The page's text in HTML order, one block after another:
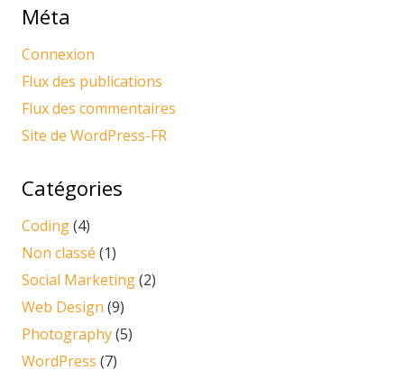
Méta
Connexion
Flux des publications
Flux des commentaires
Site de WordPress-FR
Catégories
Coding(4)
Non classé (1)
Social Marketing(2)
Web Design (9)
Photography(5)
WordPress (7)